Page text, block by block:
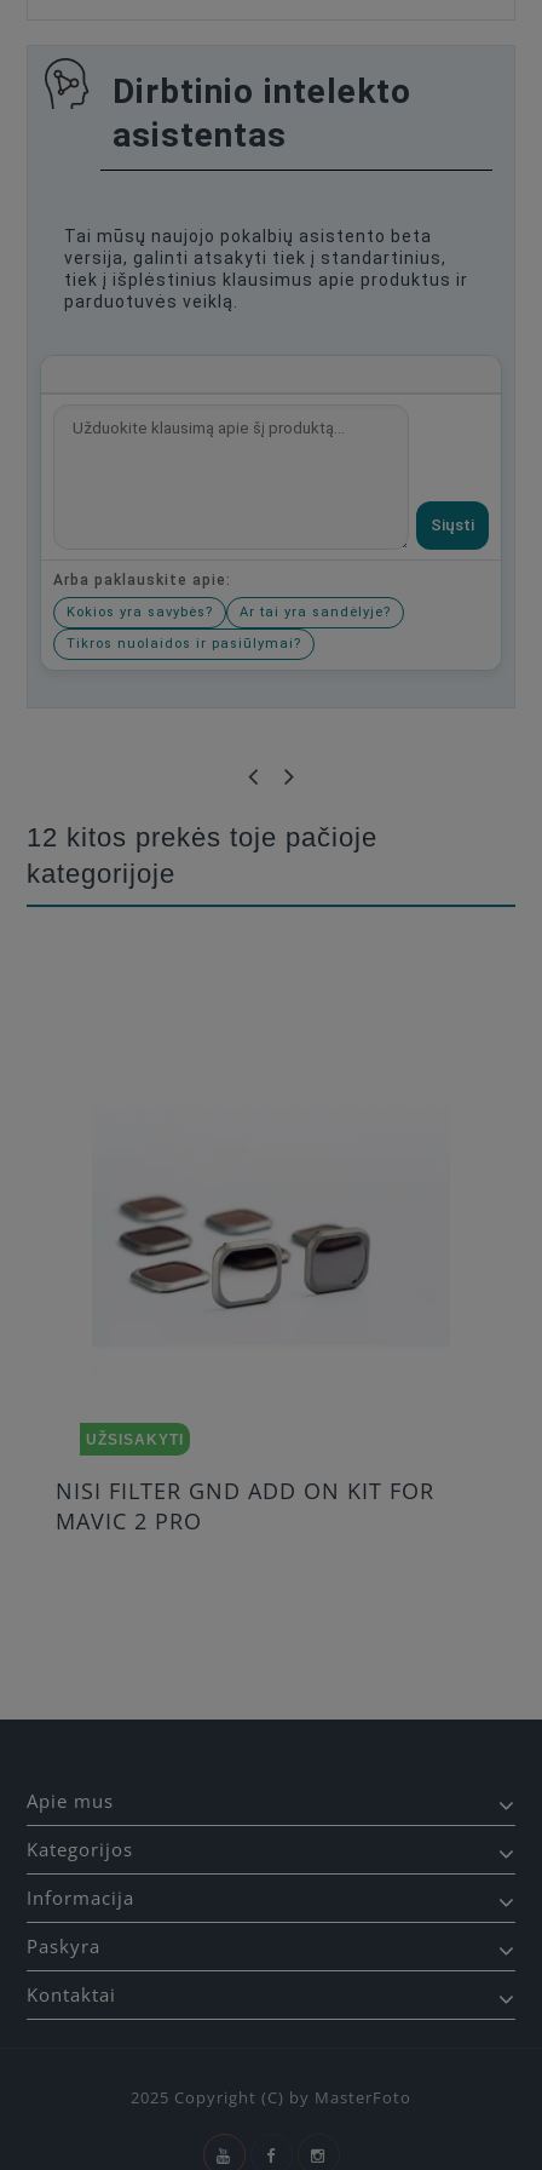
Dirbtinio intelekto
asistentas
Tai mūsų naujojo pokalbių asistento beta
versija, galinti atsakyti tiek į standartinius,
tiek į išplėstinius klausimus apie produktus ir
parduotuvės veiklą.
Siųsti
Arba paklauskite apie:
Kokios yra savybės?
Ar tai yra sandėlyje?
Tikros nuolaidos ir pasiūlymai?
12 kitos prekės toje pačioje
kategorijoje
UŽSISAKYTI
NISI FILTER GND ADD ON KIT FOR
MAVIC 2 PRO
Apie mus
Kategorijos
Informacija
Paskyra
Kontaktai
2025 Copyright (C) by MasterFoto